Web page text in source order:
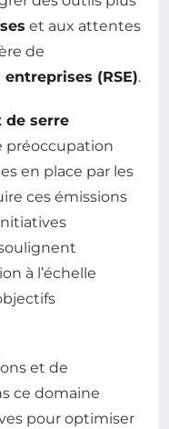
et aux attentes
de
(RSE).
de serre
préoccupation
en place par les
ces émissions
à l’échelle
et de
ce domaine
pour optimiser